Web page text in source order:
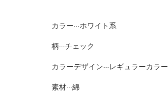
カラー···ホワイト系
柄···チェック
カラーデザイン···レギュラーカラー
素材···綿